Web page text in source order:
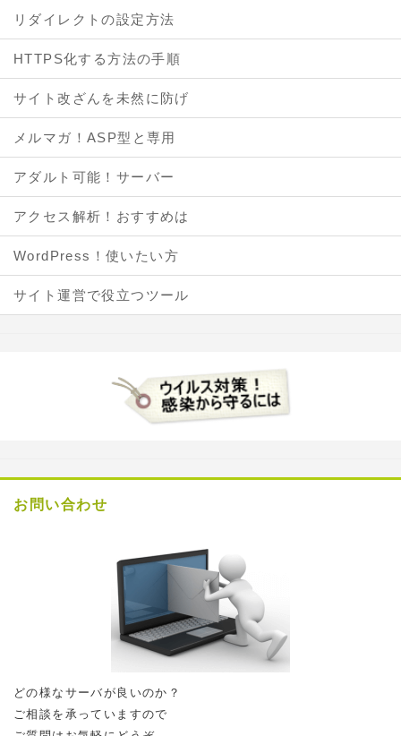
リダイレクトの設定方法
HTTPS化する方法の手順
サイト改ざんを未然に防げ
メルマガ！ASP型と専用
アダルト可能！サーバー
アクセス解析！おすすめは
WordPress！使いたい方
サイト運営で役立つツール
お問い合わせ
どの様なサーバが良いのか？
ご相談を承っていますので